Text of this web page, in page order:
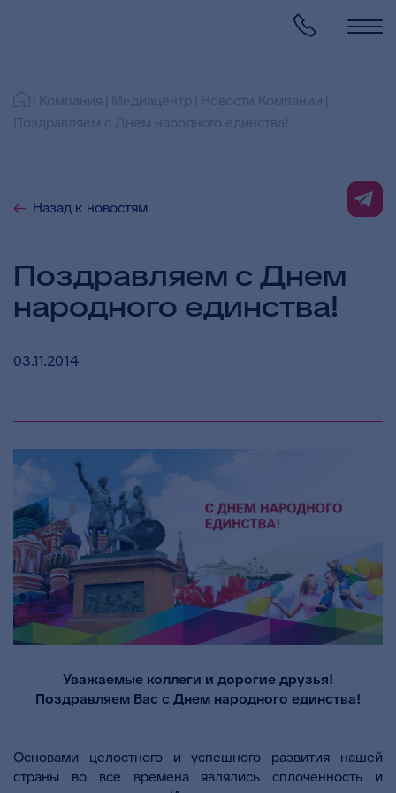
Назад к новостям
Поздравляем с Днем
народного единства!
03.11.2014
Уважаемые коллеги и дорогие друзья!
Поздравляем Вас с Днем народного единства!
Основами целостного и успешного развития нашей
страны во все времена являлись сплоченность и